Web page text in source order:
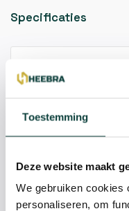
Toestemming
Deze website maakt
We gebruiken cookies
personaliseren, om
Specificaties
Hovenier of
10% korting!